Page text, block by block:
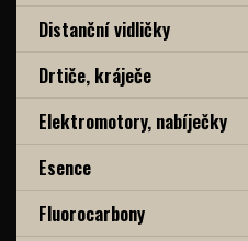
Distanční vidličky
Drtiče, kráječe
Elektromotory, nabíječky
Esence
Fluorocarbony